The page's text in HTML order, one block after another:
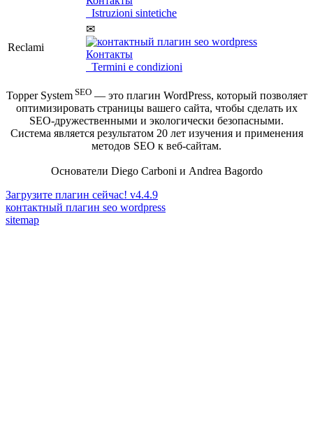
Istruzioni sintetiche
Reclami
✉
Termini e condizioni
Topper System SEO— это плагин WordPress, который позволяет
оптимизировать страницы вашего сайта, чтобы сделать их
SEO-дружественными и экологически безопасными.
Система является результатом 20 лет изучения и применения
методов SEO к веб-сайтам.
Основатели Diego Carboni и Andrea Bagordo
Загрузите плагин сейчас! v4.4.9
контактный плагин seo wordpress
sitemap